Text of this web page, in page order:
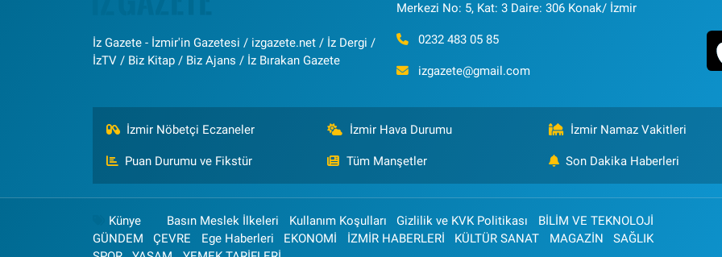
İz Gazete - İzmir'in Gazetesi / izgazete.net / İz Dergi /
İzTV / Biz Kitap / Biz Ajans / İz Bırakan Gazete
Merkezi No: 5, Kat: 3 Daire: 306 Konak/ İzmir
0232 483 05 85
izgazete@gmail.com
İzmir Nöbetçi Eczaneler İzmir Hava Durumu İzmir Namaz Vakitleri
Puan Durumu ve Fikstür Tüm Manşetler Son Dakika Haberleri
Künye Basın Meslek İlkeleri Kullanım Koşulları Gizlilik ve KVK Politikası
BİLİM VE TEKNOLOJİ
GÜNDEM
ÇEVRE Ege Haberleri EKONOMİ İZMİR HABERLERİ KÜLTÜR SANAT MAGAZİN
SAĞLIK